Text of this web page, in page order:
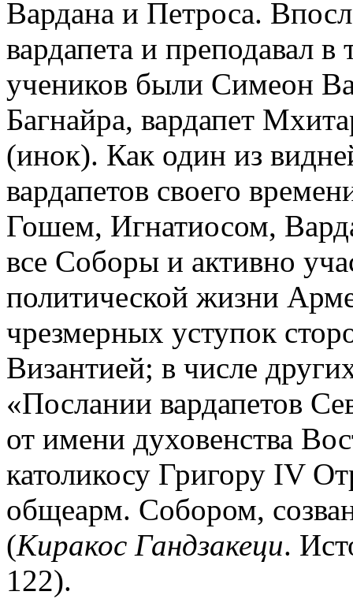
Вардана и Петроса.
вардапета и преподавал
учеников были Симеон
Багнайра, вардапет
(инок). Как один из
вардапетов своего
Гошем, Игнатиосом,
все Соборы и активно
политической жизни
чрезмерных уступок
Византией; в числе
«Послании вардапетов
от имени духовенства
католикосу Григору IV
общеарм. Собором,
(Киракос Гандзакеци.
122).